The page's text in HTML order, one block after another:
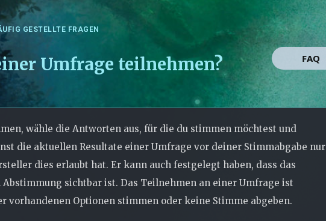
GESTELLTE FRAGEN
Umfrage teilnehmen? FAQ
wähle die Antworten aus, für die du stimmen möchtest und
die aktuellen Resultate einer Umfrage vor deiner Stimmabgabe nur
dies erlaubt hat. Er kann auch festgelegt haben, dass das
sichtbar ist. Das Teilnehmen an einer Umfrage ist
vorhandenen Optionen stimmen oder keine Stimme abgeben.